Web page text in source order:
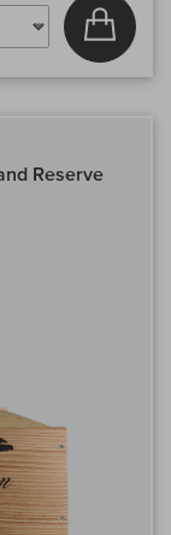
In
Reserve